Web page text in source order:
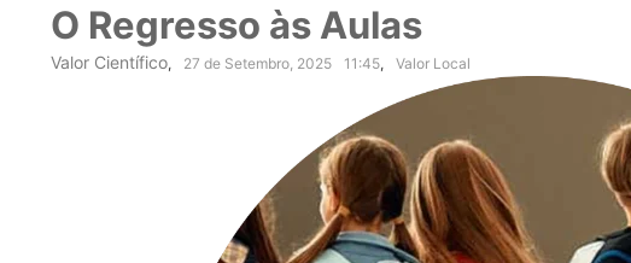
O Regresso às Aulas
Valor Científico, 27 de Setembro, 2025 11:45, Valor Local